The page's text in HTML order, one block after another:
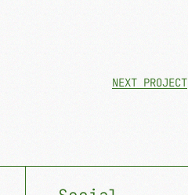
NEXT PROJECT